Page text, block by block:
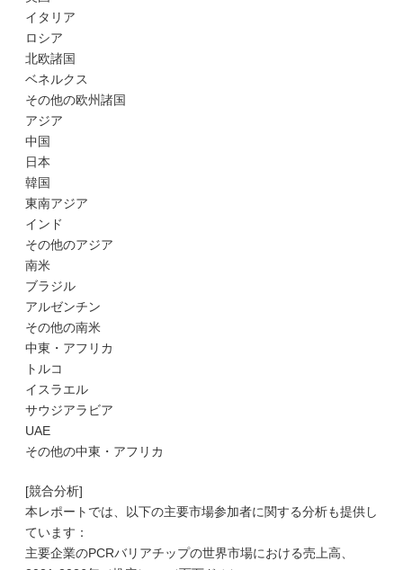
イタリア
ロシア
北欧諸国
ベネルクス
その他の欧州諸国
アジア
中国
日本
韓国
東南アジア
インド
その他のアジア
南米
ブラジル
アルゼンチン
その他の南米
中東・アフリカ
トルコ
イスラエル
サウジアラビア
UAE
その他の中東・アフリカ
[競合分析]
本レポートでは、以下の主要市場参加者に関する分析も提供し
ています：
主要企業のPCRバリアチップの世界市場における売上高、